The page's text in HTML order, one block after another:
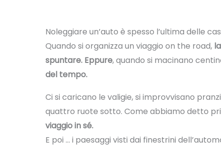
Noleggiare un’auto è spesso l’ultima delle
Quando si organizza un viaggio on the road,
spuntare. Eppure, quando si macinano
del tempo.
Ci si caricano le valigie, si improvvisano
quattro ruote sotto. Come abbiamo detto
viaggio in sé.
E poi … i paesaggi visti dai finestrini